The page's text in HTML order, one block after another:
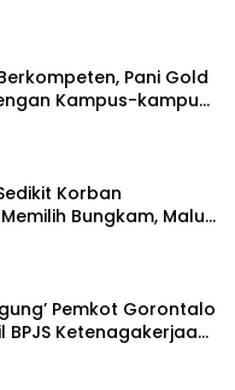
Pani Gold
Kampus-kampus
Korban
Bungkam, Malu
Pemkot Gorontalo
BPJS Ketenagakerjaan